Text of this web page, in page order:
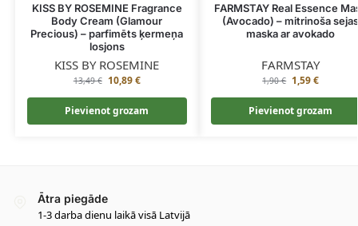
KISS BY ROSEMINE Fragrance
Body Cream (Glamour
Precious) – parfimēts ķermeņa
losjons
KISS BY ROSEMINE
13,49€ 10,89€
Pievienot grozam
FARMSTAY Real Essence
(Avocado) – mitrinoša
maska ar avokado
FARMSTAY
1,90€ 1,59€
Pievienot grozam
Ātra piegāde
1-3 darba dienu laikā visā Latvijā